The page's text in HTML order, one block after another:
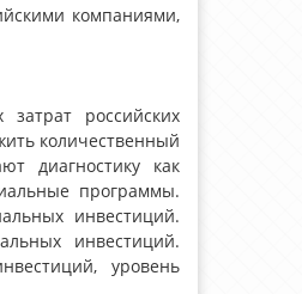
компаниями,
российских
количественный
диагностику как
программы.
инвестиций.
инвестиций.
уровень